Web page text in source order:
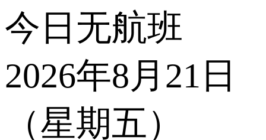
今日无航班
2026年8月21日
（星期五）